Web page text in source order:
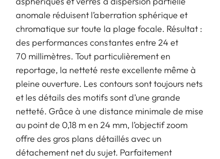
anomale réduisent l’aberration sphérique et
chromatique sur toute la plage focale. Résultat :
des performances constantes entre 24 et
70 millimètres. Tout particulièrement en
reportage, la netteté reste excellente même à
pleine ouverture. Les contours sont toujours nets
et les détails des motifs sont d’une grande
netteté. Grâce à une distance minimale de mise
au point de 0,18 m en 24 mm, l’objectif zoom
offre des gros plans détaillés avec un
détachement net du sujet. Parfaitement